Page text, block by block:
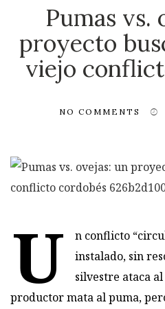
Pumas vs.
proyecto
viejo
NO COMMENTS
U
n conflicto
instalado, sin
silvestre ataca
productor mata al puma,